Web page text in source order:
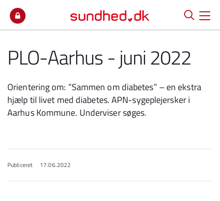
PLO-Aarhus - juni 2022
Orientering om: ”Sammen om diabetes” – en ekstra
hjælp til livet med diabetes. APN-sygeplejersker i
Aarhus Kommune. Underviser søges.
Publiceret 17.06.2022